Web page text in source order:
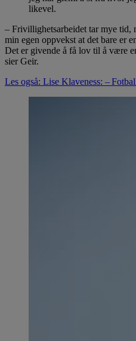
likevel.
– Frivillighetsarbeidet tar mye tid,
min egen oppvekst at det bare er
Det er givende å få lov til å være
sier Geir.
Les også: Lise Klaveness: –